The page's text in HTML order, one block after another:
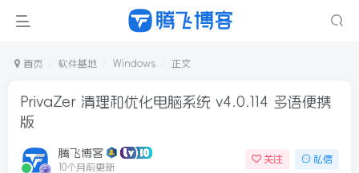
首页 软件基地 Windows 正文
PrivaZer 清理和优化电脑系统 v4.0.114 多语便携
版
腾飞博客
10个月前更新
关注 私信